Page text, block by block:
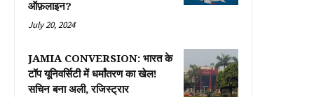
ऑफ़लाइन?
July 20, 2024
JAMIA CONVERSION: भारत के
टॉप यूनिवर्सिटी में धर्मांतरण का खेल!
सचिन बना अली, रजिस्ट्रार